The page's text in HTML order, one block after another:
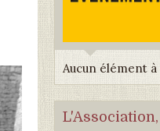
Aucun élément